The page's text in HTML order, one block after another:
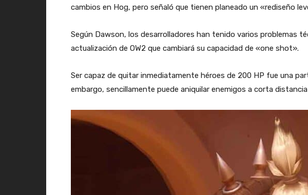
cambios en Hog, pero señaló que tienen planeado un «rediseño
Según Dawson, los desarrolladores han tenido varios problemas
actualización de OW2 que cambiará su capacidad de «one shot».
Ser capaz de quitar inmediatamente héroes de 200 HP fue una
embargo, sencillamente puede aniquilar enemigos a corta